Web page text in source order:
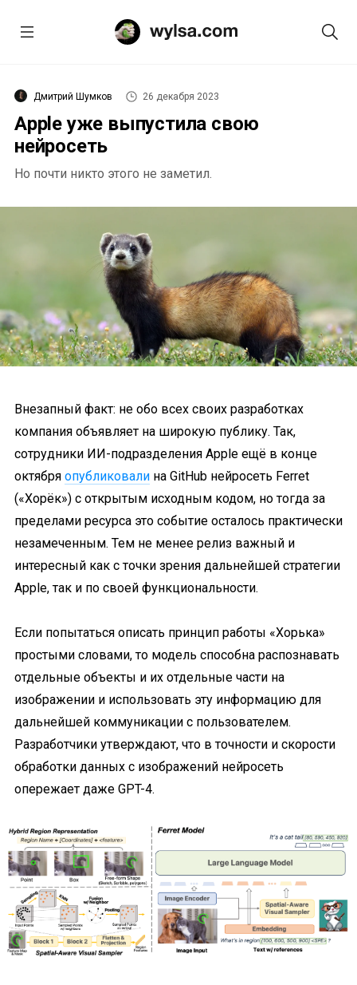
Дмитрий Шумков 26 декабря 2023
Apple уже выпустила свою
нейросеть
Но почти никто этого не заметил.
Внезапный факт: не обо всех своих разработках
компания объявляет на широкую публику. Так,
сотрудники ИИ-подразделения Apple ещё в конце
октября опубликовали на GitHub нейросеть Ferret
(«Хорёк») с открытым исходным кодом, но тогда за
пределами ресурса это событие осталось практически
незамеченным. Тем не менее релиз важный и
интересный как с точки зрения дальнейшей стратегии
Apple, так и по своей функциональности.
Если попытаться описать принцип работы «Хорька»
простыми словами, то модель способна распознавать
отдельные объекты и их отдельные части на
изображении и использовать эту информацию для
дальнейшей коммуникации с пользователем.
Разработчики утверждают, что в точности и скорости
обработки данных с изображений нейросеть
опережает даже GPT-4.